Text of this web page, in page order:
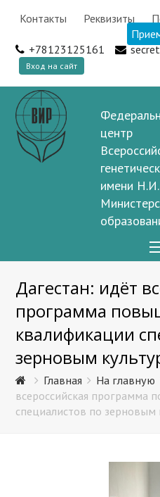
Контакты Реквизиты
+78123125161
Вход на сайт
центр
имени
Дагестан: идёт
программа
квалификации
зерновым
Главная На главную
всероссийская программа
специалистов по зерновым